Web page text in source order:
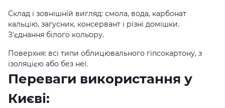
Склад і зовнішній вигляд: смола, вода, карбонат
кальцію, загусник, консервант і різні домішки.
З'єднання білого кольору.
Поверхня: всі типи облицювального гіпсокартону, з
ізоляцією або без неї.
Переваги використання у
Києві: